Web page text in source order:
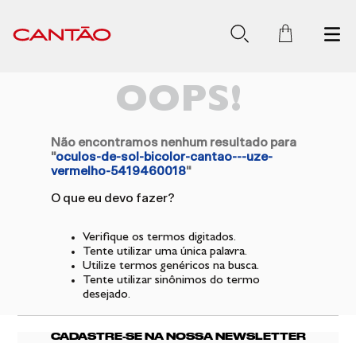
OOPS!
Não encontramos nenhum resultado para
"oculos-de-sol-bicolor-cantao---uze-
vermelho-5419460018"
O que eu devo fazer?
Verifique os termos digitados.
Tente utilizar uma única palavra.
Utilize termos genéricos na busca.
Tente utilizar sinônimos do termo
desejado.
CADASTRE-SE NA NOSSA NEWSLETTER